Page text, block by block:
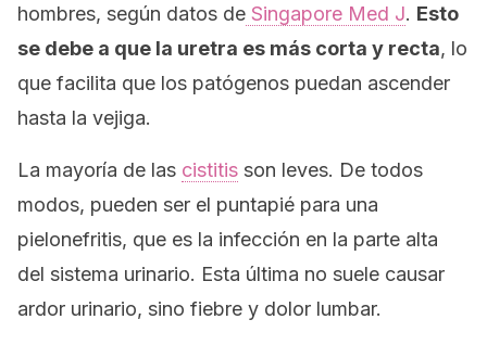
hombres, según datos de Singapore Med J. Esto
se debe a que la uretra es más corta y recta, lo
que facilita que los patógenos puedan ascender
hasta la vejiga.
La mayoría de las cistitis son leves. De todos
modos, pueden ser el puntapié para una
pielonefritis, que es la infección en la parte alta
del sistema urinario. Esta última no suele causar
ardor urinario, sino fiebre y dolor lumbar.